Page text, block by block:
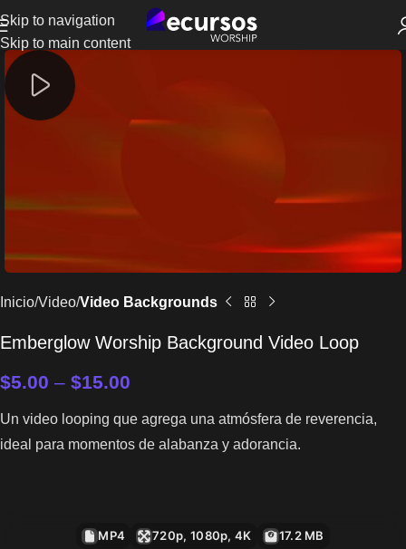
Skip to navigation
Skip to main content
Inicio Video Video Backgrounds
Emberglow Worship Background Video Loop
$5.00 – $15.00
Un video looping que agrega una atmósfera de reverencia,
ideal para momentos de alabanza y adorancia.
MP4 720p, 1080p, 4K 17.2 MB